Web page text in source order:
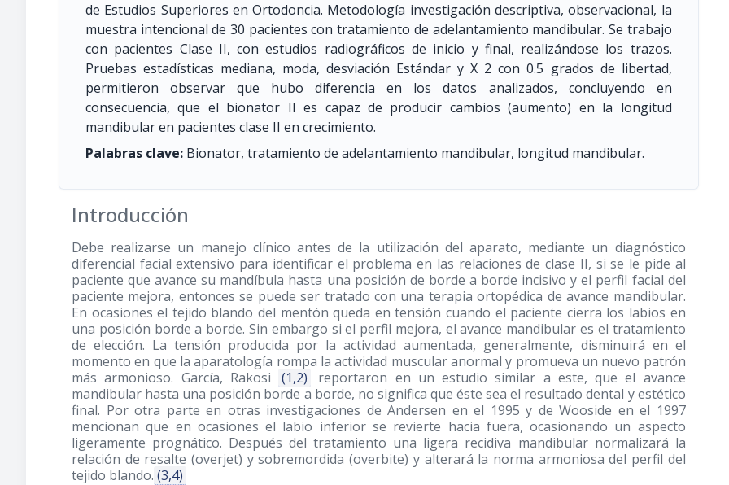
de Estudios Superiores en Ortodoncia. Metodología investigación descriptiva, observacional, la
muestra intencional de 30 pacientes con tratamiento de adelantamiento mandibular. Se trabajo
con pacientes Clase II, con estudios radiográficos de inicio y final, realizándose los trazos.
Pruebas estadísticas mediana, moda, desviación Estándar y X 2 con 0.5 grados de libertad,
permitieron observar que hubo diferencia en los datos analizados, concluyendo en
consecuencia, que el bionator II es capaz de producir cambios (aumento) en la longitud
mandibular en pacientes clase II en crecimiento.
Palabras clave: Bionator, tratamiento de adelantamiento mandibular, longitud mandibular.
Introducción
Debe realizarse un manejo clínico antes de la utilización del aparato, mediante un diagnóstico
diferencial facial extensivo para identificar el problema en las relaciones de clase II, si se le pide al
paciente que avance su mandíbula hasta una posición de borde a borde incisivo y el perfil facial del
paciente mejora, entonces se puede ser tratado con una terapia ortopédica de avance mandibular.
En ocasiones el tejido blando del mentón queda en tensión cuando el paciente cierra los labios en
una posición borde a borde. Sin embargo si el perfil mejora, el avance mandibular es el tratamiento
de elección. La tensión producida por la actividad aumentada, generalmente, disminuirá en el
momento en que la aparatología rompa la actividad muscular anormal y promueva un nuevo patrón
más armonioso. García, Rakosi
(1,2)
reportaron en un estudio similar a este, que el avance
mandibular hasta una posición borde a borde, no significa que éste sea el resultado dental y estético
final. Por otra parte en otras investigaciones de Andersen en el 1995 y de Wooside en el 1997
mencionan que en ocasiones el labio inferior se revierte hacia fuera, ocasionando un aspecto
ligeramente prognático. Después del tratamiento una ligera recidiva mandibular normalizará la
relación de resalte (overjet) y sobremordida (overbite) y alterará la norma armoniosa del perfil del
tejido blando. (3,4)